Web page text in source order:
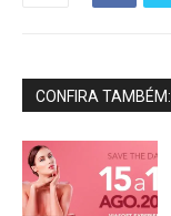
CONFIRA TAMBÉM: